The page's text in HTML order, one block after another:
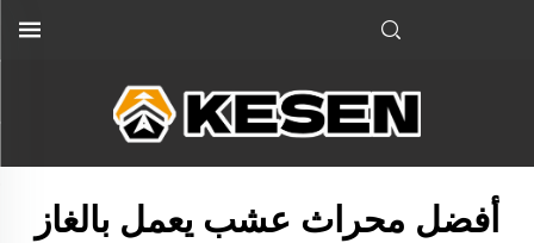
أفضل محراث عشب يعمل بالغاز